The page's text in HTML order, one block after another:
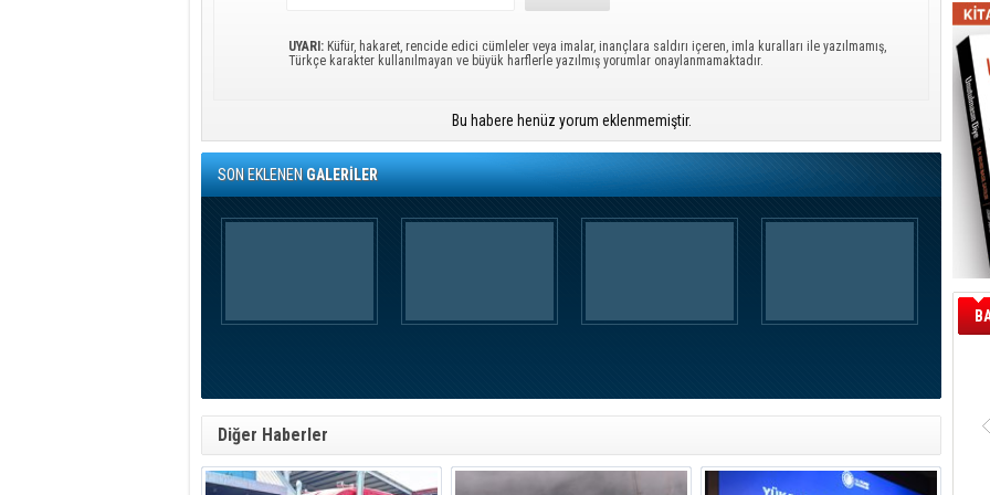
UYARI: Küfür, hakaret, rencide edici cümleler veya imalar, inançlara saldırı içeren, imla kuralları ile yazılmamış,
Türkçe karakter kullanılmayan ve büyük harflerle yazılmış yorumlar onaylanmamaktadır.
Bu habere henüz yorum eklenmemiştir.
SON EKLENENGALERİLER
Diğer Haberler